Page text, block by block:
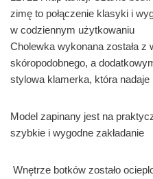
zimę to połączenie klasyki i
w codziennym użytkowaniu
Cholewka wykonana została z
skóropodobnego, a
stylowa klamerka, która
Model zapinany jest na
szybkie i wygodne zakładanie
Wnętrze botków zostało